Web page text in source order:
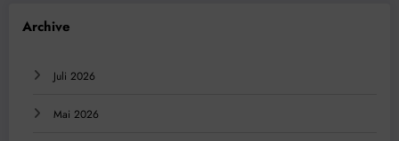
Archive
Juli 2026
Mai 2026